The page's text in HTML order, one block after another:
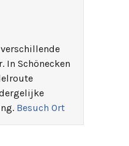
In Schönecken
Besuch Ort